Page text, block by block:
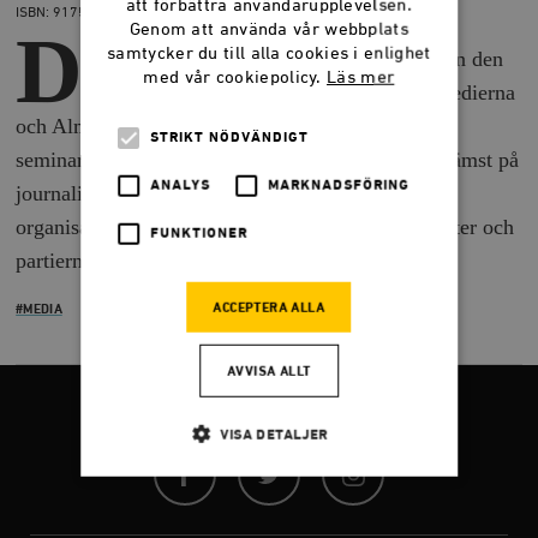
ISBN: 9175667942
D
et är slutsatserna i medieexperten Rolf van den
Brinks rapport ”PR-politikerna, amatörmedierna
och Almedalsandan”, som presenterades vid ett
seminarium på Timbro i dag. Rapporten bygger främst på
journalistiska djupintervjuer med opinionsbildare,
organisationsföreträdare, journalister, ledarskribenter och
partiernas kommunikationsavdelningar.
#MEDIA
att förbättra användarupplevelsen.
Genom att använda vår webbplats
samtycker du till alla cookies i enlighet
med vår cookiepolicy. Läs mer
STRIKT NÖDVÄNDIGT
ANALYS MARKNADSFÖRING
FUNKTIONER
ACCEPTERA ALLA
AVVISA ALLT
VISA DETALJER